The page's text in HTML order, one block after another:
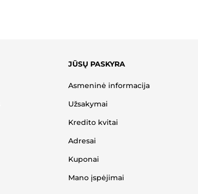
JŪSŲ PASKYRA
Asmeninė informacija
Užsakymai
Kredito kvitai
Adresai
Kuponai
Mano įspėjimai